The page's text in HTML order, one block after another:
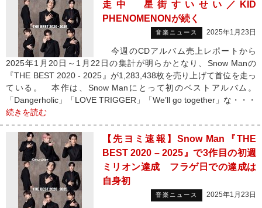
走中 星街すいせい／KID
PHENOMENONが続く
音楽ニュース 2025年1月23日
今週のCDアルバム売上レポートから
2025年1月20日～1月22日の集計が明らかとなり、Snow Manの
『THE BEST 2020 - 2025』が1,283,438枚を売り上げて首位を走っ
ている。 本作は、Snow Manにとって初のベストアルバム。
「Dangerholic」「LOVE TRIGGER」「We’ll go together」な・・・
続きを読む
【先ヨミ速報】Snow Man『THE
BEST 2020 – 2025』で3作目の初週
ミリオン達成 フラゲ日での達成は
自身初
音楽ニュース 2025年1月23日